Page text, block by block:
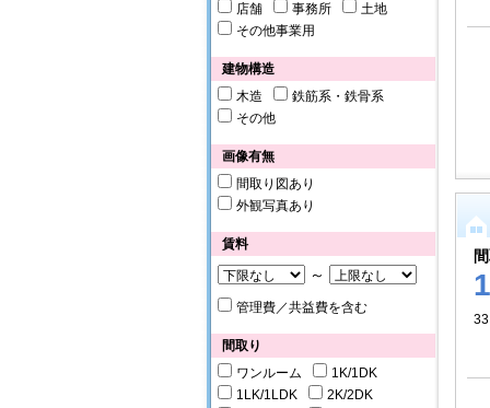
店舗
事務所
土地
その他事業用
建物構造
木造
鉄筋系・鉄骨系
その他
画像有無
間取り図あり
外観写真あり
賃料
～
管理費／共益費を含む
間取り
ワンルーム
1K/1DK
1LK/1LDK
2K/2DK